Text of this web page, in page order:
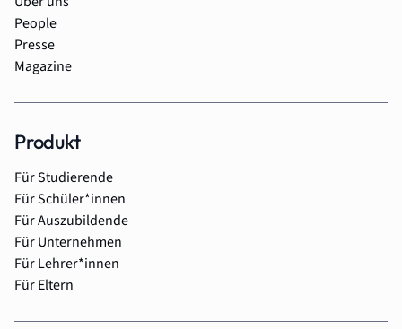
People
Presse
Magazine
Produkt
Für Studierende
Für Schüler*innen
Für Auszubildende
Für Unternehmen
Für Lehrer*innen
Für Eltern